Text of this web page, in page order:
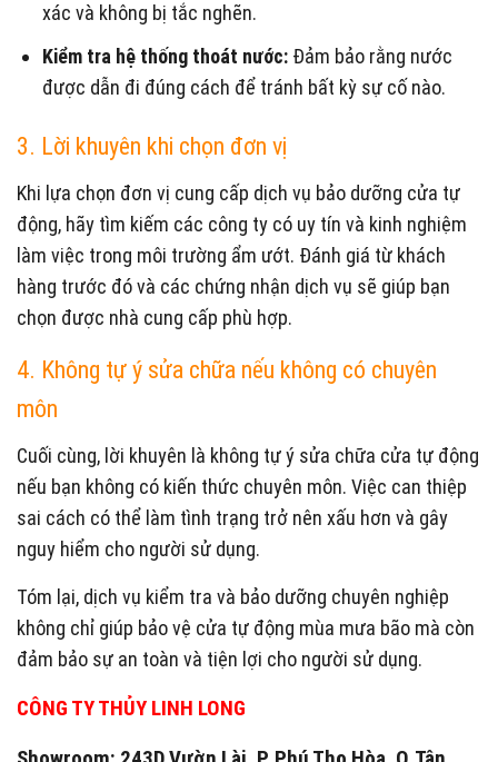
xác và không bị tắc nghẽn.
Kiểm tra hệ thống thoát nước: Đảm bảo rằng nước
được dẫn đi đúng cách để tránh bất kỳ sự cố nào.
3. Lời khuyên khi chọn đơn vị
Khi lựa chọn đơn vị cung cấp dịch vụ bảo dưỡng cửa tự
động, hãy tìm kiếm các công ty có uy tín và kinh nghiệm
làm việc trong môi trường ẩm ướt. Đánh giá từ khách
hàng trước đó và các chứng nhận dịch vụ sẽ giúp bạn
chọn được nhà cung cấp phù hợp.
4. Không tự ý sửa chữa nếu không có chuyên
môn
Cuối cùng, lời khuyên là không tự ý sửa chữa cửa tự động
nếu bạn không có kiến thức chuyên môn. Việc can thiệp
sai cách có thể làm tình trạng trở nên xấu hơn và gây
nguy hiểm cho người sử dụng.
Tóm lại, dịch vụ kiểm tra và bảo dưỡng chuyên nghiệp
không chỉ giúp bảo vệ cửa tự động mùa mưa bão mà còn
đảm bảo sự an toàn và tiện lợi cho người sử dụng.
CÔNG TY THỦY LINH LONG